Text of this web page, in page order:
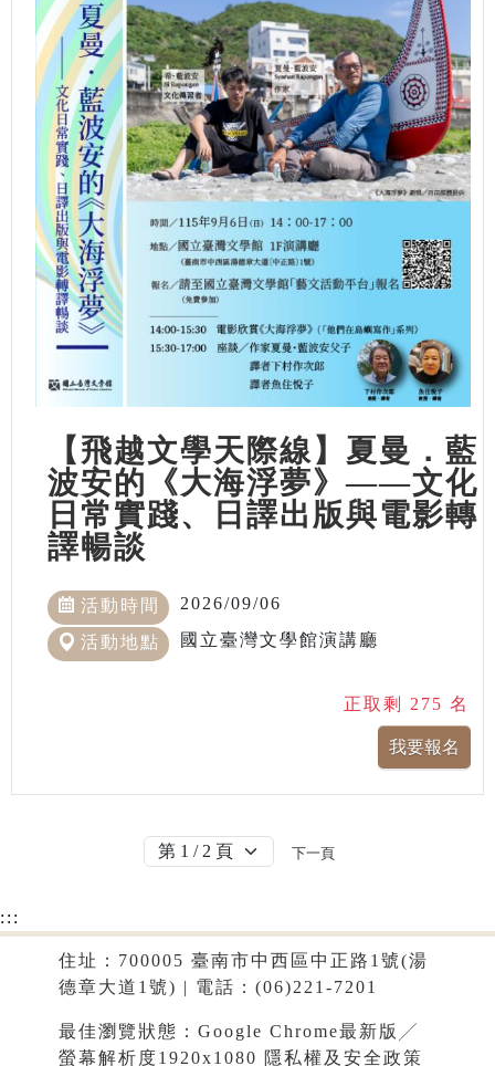
【飛越文學天際線】夏曼．藍
波安的《大海浮夢》——文化
日常實踐、日譯出版與電影轉
譯暢談
活動時間 2026/09/06
活動地點 國立臺灣文學館演講廳
正取剩 275 名
下一頁
:::
住址：700005 臺南市中西區中正路1號(湯
德章大道1號) | 電話：(06)221-7201
最佳瀏覽狀態：Google Chrome最新版╱
螢幕解析度1920x1080 隱私權及安全政策